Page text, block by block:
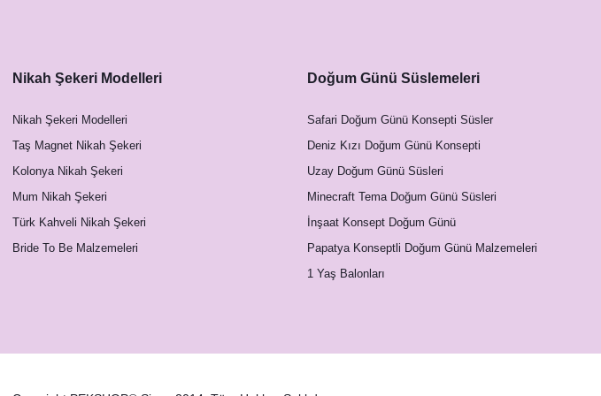
Nikah Şekeri Modelleri
Nikah Şekeri Modelleri
Taş Magnet Nikah Şekeri
Kolonya Nikah Şekeri
Mum Nikah Şekeri
Türk Kahveli Nikah Şekeri
Bride To Be Malzemeleri
Doğum Günü Süslemeleri
Safari Doğum Günü Konsepti Süsler
Deniz Kızı Doğum Günü Konsepti
Uzay Doğum Günü Süsleri
Minecraft Tema Doğum Günü Süsleri
İnşaat Konsept Doğum Günü
Papatya Konseptli Doğum Günü Malzemeleri
1 Yaş Balonları